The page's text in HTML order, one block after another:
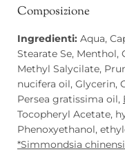
Composizione
Ingredienti: Aqua,
Stearate Se,
Methyl Salycilate,
nucifera oil, Glycerin,
Persea gratissima oil,
Tocopheryl Acetate,
Phenoxyethanol,
*Simmondsia